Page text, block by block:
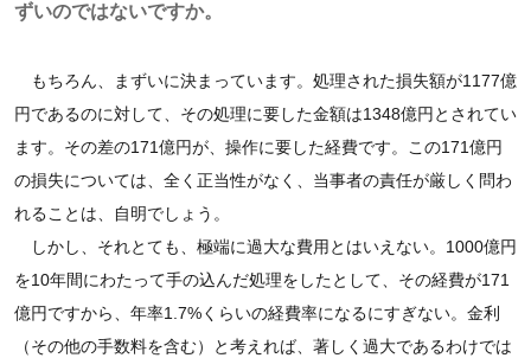
ずいのではないですか。
もちろん、まずいに決まっています。処理された損失額が1177億
円であるのに対して、その処理に要した金額は1348億円とされてい
ます。その差の171億円が、操作に要した経費です。この171億円
の損失については、全く正当性がなく、当事者の責任が厳しく問わ
れることは、自明でしょう。
しかし、それとても、極端に過大な費用とはいえない。1000億円
を10年間にわたって手の込んだ処理をしたとして、その経費が171
億円ですから、年率1.7%くらいの経費率になるにすぎない。金利
（その他の手数料を含む）と考えれば、著しく過大であるわけでは